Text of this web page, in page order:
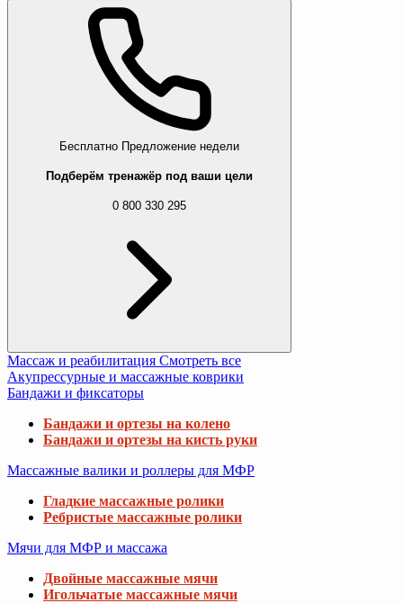
Бесплатно Предложение недели
Подберём тренажёр под ваши цели
0 800 330 295
Массаж и реабилитация Смотреть все
Акупрессурные и массажные коврики
Бандажи и фиксаторы
Бандажи и ортезы на колено
Бандажи и ортезы на кисть руки
Массажные валики и роллеры для МФР
Гладкие массажные ролики
Ребристые массажные ролики
Мячи для МФР и массажа
Двойные массажные мячи
Игольчатые массажные мячи